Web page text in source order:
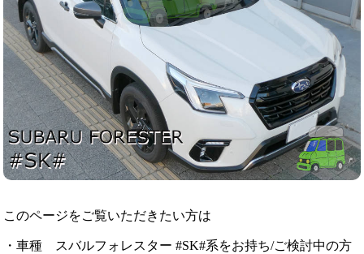
このページをご覧いただきたい方は
・車種 スバルフォレスター #SK#系をお持ち/ご検討中の方